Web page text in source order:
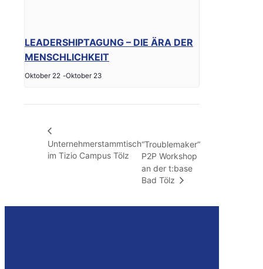
LEADERSHIPTAGUNG – DIE ÄRA DER
MENSCHLICHKEIT
Oktober 22 -Oktober 23
Unternehmerstammtisch
im Tizio Campus Tölz
“Troublemaker“
P2P Workshop
an der t:base
Bad Tölz